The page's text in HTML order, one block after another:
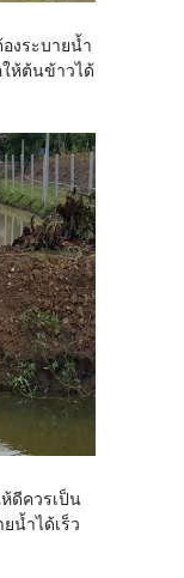
งระบายน้ำ
ให้ต้นข้าวได้
ดีควรเป็น
น้ำได้เร็ว